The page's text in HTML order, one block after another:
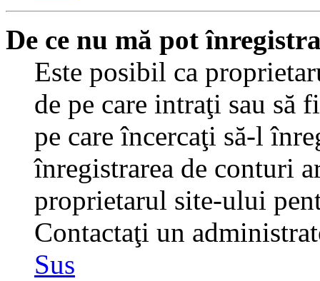
De ce nu mă pot
Este posibil ca
de pe care intraţi sau să
pe care încercaţi să-l
înregistrarea de conturi
proprietarul site-ului
Contactaţi un
Sus